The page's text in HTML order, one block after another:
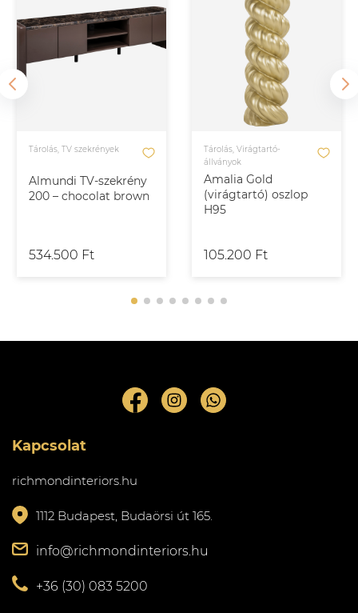
Almundi TV-szekrény
200 – chocolat brown
Tárolás, TV szekrények
534.500 Ft
Amalia Gold
(virágtartó) oszlop
H95
Tárolás, Virágtartó-
állványok
105.200 Ft
Kapcsolat
richmondinteriors.hu
1112 Budapest, Budaörsi út 165.
info@richmondinteriors.hu
+36 (30) 083 5200